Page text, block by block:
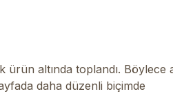
altında toplandı. Böylece
daha düzenli biçimde